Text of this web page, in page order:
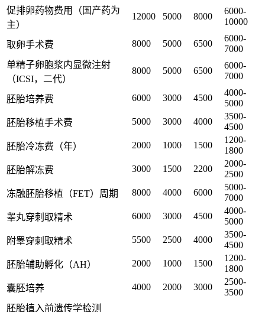
促排卵药物费用（国产药为
主）
12000 5000 8000
6000-
10000
取卵手术费 8000 5000 6500
6000-
7000
单精子卵胞浆内显微注射
（ICSI，二代）
8000 5000 6500
6000-
7000
胚胎培养费 6000 3000 4500
4000-
5000
胚胎移植手术费
5000 3000 4000
3500-
4500
胚胎冷冻费（年）
2000 1000 1500
1200-
1800
胚胎解冻费
3000 1500 2200
2000-
2500
冻融胚胎移植（FET）周期
8000 4000 6000
5000-
7000
睾丸穿刺取精术
6000 3000 4500
4000-
5000
附睾穿刺取精术
5500 2500 4000
3500-
4500
胚胎辅助孵化（AH）
2000 1000 1500
1200-
1800
囊胚培养
4000 2000 3000
2500-
3500
胚胎植入前遗传学检测